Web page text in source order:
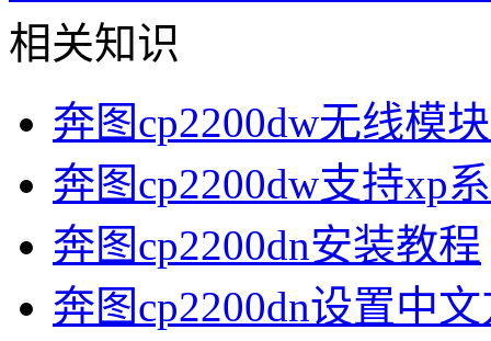
相关知识
奔图cp2200dw无线模
奔图cp2200dw支持xp
奔图cp2200dn安装教程
奔图cp2200dn设置中